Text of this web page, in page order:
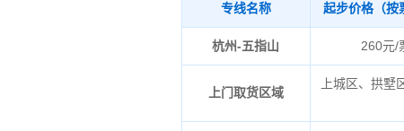
专线名称 起步价格（按
杭州-五指山 260元/
上门取货区域
上城区、拱